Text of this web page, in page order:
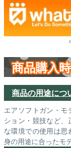
商品購入
商品の用途につ
エアソフトガン・モ
ション・競技など
な環境での使用は思
身の用途に合ったモ